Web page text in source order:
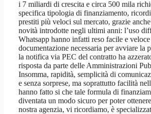
i 7 miliardi di crescita e circa 500 mila
specifica tipologia di finanziamento,
prestiti più veloci sul mercato, grazie
novità introdotte negli ultimi anni: l’uso
Whatsapp hanno infatti reso facile e
documentazione necessaria per avviare la
la notifica via PEC del contratto ha
risposta da parte delle Amministrazioni
Insomma, rapidità, semplicità di
e senza sorprese, ma soprattutto facilità
hanno fatto si che tale formula di
diventata un modo sicuro per poter
nostra agenzia, vi ricordiamo, è